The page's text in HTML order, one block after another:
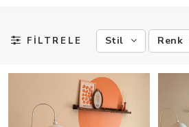
FİLTRELE Stil Renk